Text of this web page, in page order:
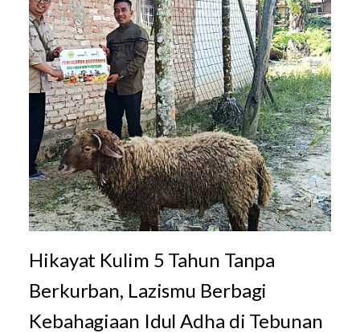
Hikayat Kulim 5 Tahun Tanpa
Berkurban, Lazismu Berbagi
Kebahagiaan Idul Adha di Tebunan